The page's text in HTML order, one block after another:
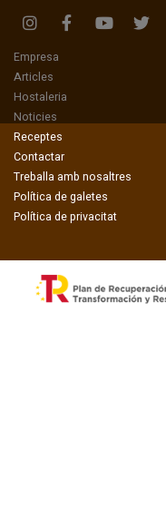
Empresa
Articles
Hostaleria
Noticies
Receptes
Contactar(current)
Treballa amb nosaltres
Política de galetes
Política de privacitat